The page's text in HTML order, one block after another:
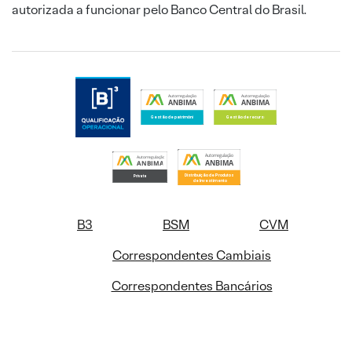
autorizada a funcionar pelo Banco Central do Brasil.
B3 BSM
CVM
Correspondentes Cambiais
Correspondentes Bancários